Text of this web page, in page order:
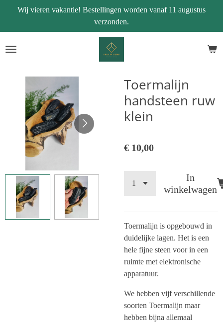
naar
de
Wij vieren vakantie! Bestellingen worden vanaf 11 augustus
verzonden.
Toermalijn
handsteen ruw
klein
€ 10,00
In
winkelwagen
Toermalijn is opgebouwd in
duidelijke lagen. Het is een
hele fijne steen voor in een
ruimte met elektronische
apparatuur.
We hebben vijf verschillende
soorten Toermalijn maar
hebben bijna allemaal